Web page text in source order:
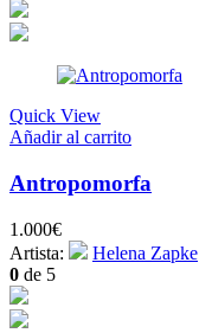
Quick View
Añadir al carrito
Antropomorfa
1.000€
Artista:
Helena Zapke
0 de 5